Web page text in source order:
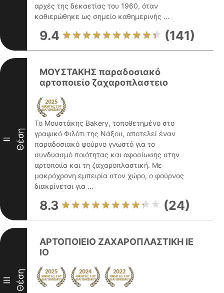
αρχές της δεκαετίας του 1960, όταν
καθιερώθηκε ως σημείο καθημερινής ...
9.4 (141)
II Θέση
ΜΟΥΣΤΑΚΗΣ παραδοσιακό
αρτοποιείο ζαχαροπλαστειο
Το Μουστάκης Bakery, τοποθετημένο στο
γραφικό Φιλότι της Νάξου, αποτελεί έναν
παραδοσιακό φούρνο γνωστό για το
συνδυασμό ποιότητας και αφοσίωσης στην
αρτοποιία και τη ζαχαροπλαστική. Με
μακρόχρονη εμπειρία στον χώρο, ο φούρνος
διακρίνεται για ...
8.3 (24)
III Θέση
ΑΡΤΟΠΟΙΕΙO ΖΑΧΑΡΟΠΛΑΣΤΙΚΗ IE
lO